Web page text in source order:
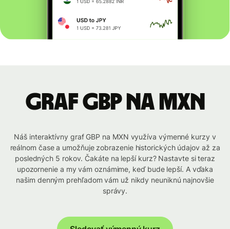
graf GBP na MXN
Náš interaktívny graf GBP na MXN využíva výmenné kurzy v
reálnom čase a umožňuje zobrazenie historických údajov až za
posledných 5 rokov. Čakáte na lepší kurz? Nastavte si teraz
upozornenie a my vám oznámime, keď bude lepší. A vďaka
našim denným prehľadom vám už nikdy neuniknú najnovšie
správy.